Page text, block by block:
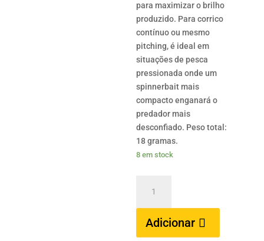
para maximizar o brilho
produzido. Para corrico
contínuo ou mesmo
pitching, é ideal em
situações de pesca
pressionada onde um
spinnerbait mais
compacto enganará o
predador mais
desconfiado. Peso total:
18 gramas.
8 em stock
HERAKLES
Amphibio
3/8
Adicionar